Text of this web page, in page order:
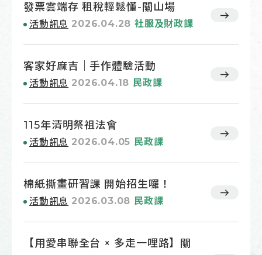
發票雲端存 租稅輕鬆懂-關山場
活動訊息 2026.04.28社服及財政課
客家好麻吉｜手作體驗活動
活動訊息 2026.04.18 民政課
115年清明祭祖法會
活動訊息 2026.04.05 民政課
棉紙撕畫研習課 開始招生囉！
活動訊息 2026.03.08 民政課
【用愛串聯全台 × 多走一哩路】關